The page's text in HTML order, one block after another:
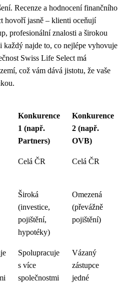
Recenze a hodnocení finančního
hovoří jasně – klienti oceňují
profesionální znalosti a širokou
najde to, co nejlépe vyhovuje
Swiss Life Select má
což vám dává jistotu, že vaše
Konkurence
1 (např.
Partners)
Konkurence
2 (např.
OVB)
Celá ČR Celá ČR
Široká
(investice,
pojištění,
hypotéky)
Omezená
(převážně
pojištění)
Spolupracuje
s více
společnostmi
Vázaný
zástupce
jedné